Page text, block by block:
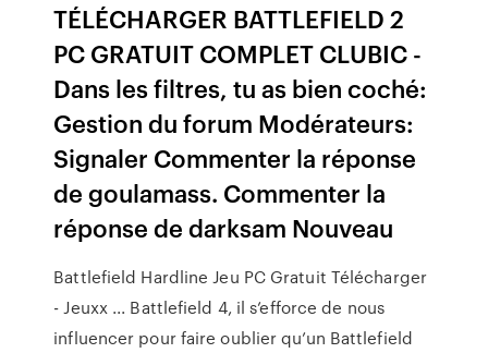
TÉLÉCHARGER BATTLEFIELD 2
PC GRATUIT COMPLET CLUBIC -
Dans les filtres, tu as bien coché:
Gestion du forum Modérateurs:
Signaler Commenter la réponse
de goulamass. Commenter la
réponse de darksam Nouveau
Battlefield Hardline Jeu PC Gratuit Télécharger
- Jeuxx ... Battlefield 4, il s’efforce de nous
influencer pour faire oublier qu’un Battlefield